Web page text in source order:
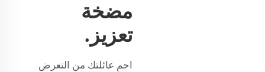
مضخة
تعزيز.
احمِ عائلتك من التعرض